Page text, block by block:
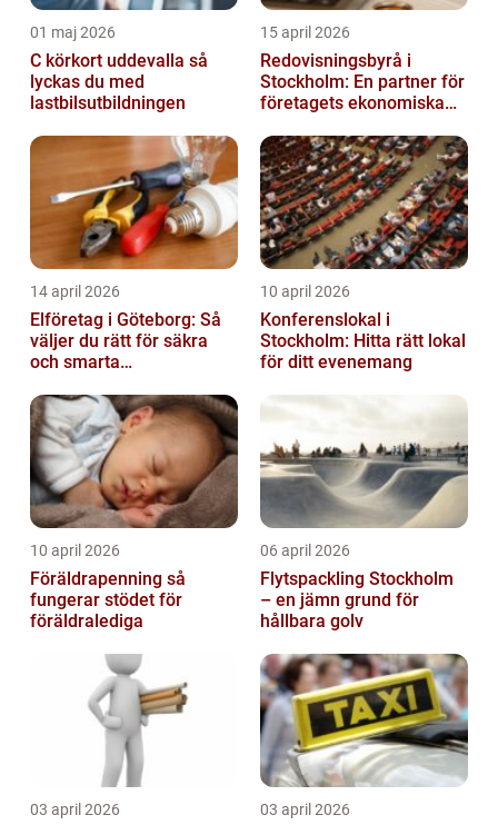
01 maj 2026
C körkort uddevalla så
lyckas du med
lastbilsutbildningen
15 april 2026
Redovisningsbyrå i
Stockholm: En partner för
företagets ekonomiska
14 april 2026
Elföretag i Göteborg: Så
väljer du rätt för säkra
och smarta
10 april 2026
Konferenslokal i
Stockholm: Hitta rätt lokal
för ditt evenemang
10 april 2026
Föräldrapenning så
fungerar stödet för
föräldralediga
06 april 2026
Flytspackling Stockholm
– en jämn grund för
hållbara golv
03 april 2026 03 april 2026